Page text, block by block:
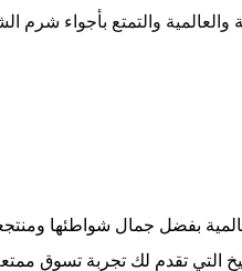
والتمتع بأجواء شرم
بفضل جمال شواطئها
التي تقدم لك تجربة تسوق